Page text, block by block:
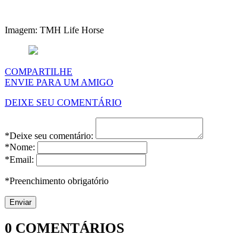
Imagem: TMH Life Horse
COMPARTILHE
ENVIE PARA UM AMIGO
DEIXE SEU COMENTÁRIO
*Deixe seu comentário:
*Nome:
*Email:
*Preenchimento obrigatório
0 COMENTÁRIOS